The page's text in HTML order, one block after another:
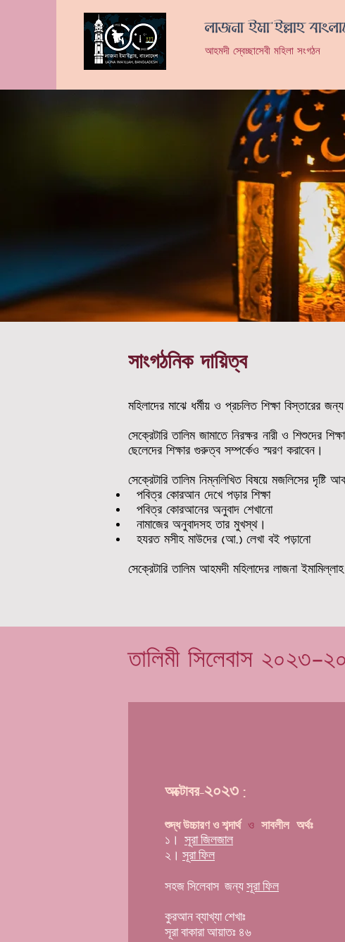
আহমদী স্বেচ্ছাসেবী মহিলা সংগঠন
লাজনা ইমা'ইল্লাহ
সাংগঠনিক দায়িত্ব
মহিলাদের মাঝে ধর্মীয় ও প্রচলিত শিক্ষা বিস্তারের
সেক্রেটারি তালিম জামাতে নিরক্ষর নারী ও শিশুদের
ছেলেদের শিক্ষার গুরুত্ব সম্পর্কেও স্মরণ করাবেন।
সেক্রেটারি তালিম নিম্নলিখিত বিষয়ে মজলিসের দৃষ্টি
পবিত্র কোরআন দেখে পড়ার শিক্ষা
পবিত্র কোরআনের অনুবাদ শেখানো
নামাজের অনুবাদসহ তার মুখস্থ।
হযরত মসীহ মাউদের (আ.) লেখা বই পড়ানো
সেক্রেটারি তালিম আহমদী মহিলাদের লাজনা
তালিমী সিলেবাস ২০২৩-
অক্টোবর-২০২৩ :
শুদ্ধ উচ্চারণ ও শব্দার্থও সাবলীল অর্থঃ
১। সূরা জিলজাল
২। সূরা ফিল
সহজ সিলেবাস জন্যসূরা ফিল
কুরআন ব্যাখ্যা শেখাঃ
সূরা বাকারা আয়াতঃ ৪৬